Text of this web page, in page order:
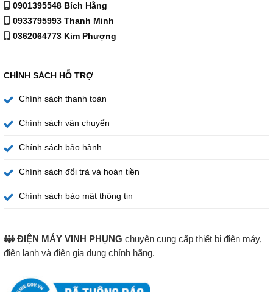
0901395548 Bích Hằng
0933795993 Thanh Minh
0362064773 Kim Phượng
CHÍNH SÁCH HỖ TRỢ
Chính sách thanh toán
Chính sách vận chuyển
Chính sách bảo hành
Chính sách đổi trả và hoàn tiền
Chính sách bảo mật thông tin
ĐIỆN MÁY VINH PHỤNG chuyên cung cấp thiết bị điện máy,
điện lạnh và điện gia dụng chính hãng.